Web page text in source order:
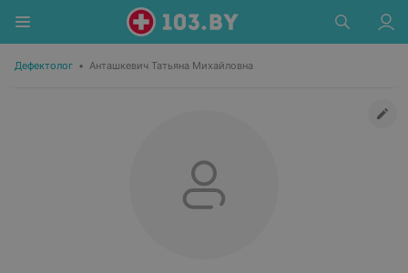
Дефектолог • Анташкевич Татьяна Михайловна